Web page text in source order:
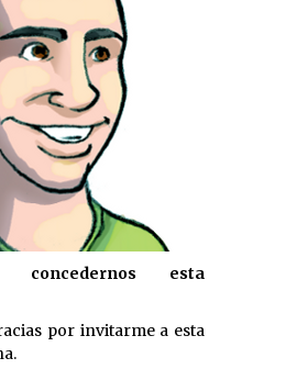
concedernos esta
por invitarme a esta